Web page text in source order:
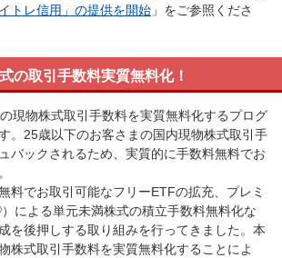
トレ信用」の提供を開始 」をご参照くださ
の取引手数料実質無料化！
現物株式取引手数料を実質無料化するプログ
。25歳以下のお客さまの国内現物株式取引手
バックされるため、実質的に手数料無料でお
料でお取引可能なフリーETFの拡充、プレミ
）による単元未満株式の積立手数料無料化な
を後押しする取り組みを行ってきました。本
株式取引手数料を実質無料化することによ